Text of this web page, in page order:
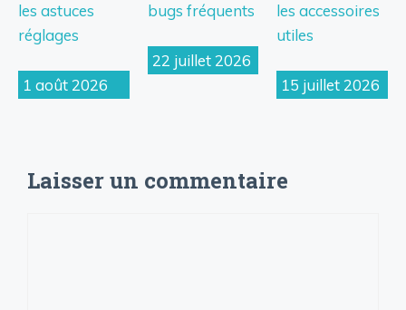
les astuces
réglages
1 août 2026
bugs fréquents
22 juillet 2026
les accessoires
utiles
15 juillet 2026
Laisser un commentaire